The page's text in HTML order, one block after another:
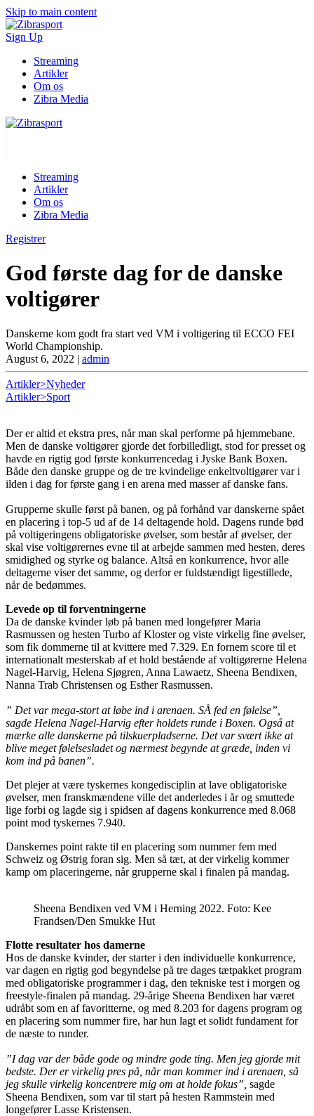
Skip to main content
Sign Up
Streaming
Artikler
Om os
Zibra Media
Streaming
Artikler
Om os
Zibra Media
Registrer
God første dag for de danske
voltigører
Danskerne kom godt fra start ved VM i voltigering til ECCO FEI
World Championship.
August 6, 2022 | admin
Artikler>Nyheder
Artikler>Sport
Der er altid et ekstra pres, når man skal performe på hjemmebane.
Men de danske voltigører gjorde det forbilledligt, stod for presset og
havde en rigtig god første konkurrencedag i Jyske Bank Boxen.
Både den danske gruppe og de tre kvindelige enkeltvoltigører var i
ilden i dag for første gang i en arena med masser af danske fans.
Grupperne skulle først på banen, og på forhånd var danskerne spået
en placering i top-5 ud af de 14 deltagende hold. Dagens runde bød
på voltigeringens obligatoriske øvelser, som består af øvelser, der
skal vise voltigørernes evne til at arbejde sammen med hesten, deres
smidighed og styrke og balance. Altså en konkurrence, hvor alle
deltagerne viser det samme, og derfor er fuldstændigt ligestillede,
når de bedømmes.
Levede op til forventningerne
Da de danske kvinder løb på banen med longefører Maria
Rasmussen og hesten Turbo af Kloster og viste virkelig fine øvelser,
som fik dommerne til at kvittere med 7.329. En fornem score til et
internationalt mesterskab af et hold bestående af voltigørerne Helena
Nagel-Harvig, Helena Sjøgren, Anna Lawaetz, Sheena Bendixen,
Nanna Trab Christensen og Esther Rasmussen.
” Det var mega-stort at løbe ind i arenaen. SÅ fed en følelse”,
sagde Helena Nagel-Harvig efter holdets runde i Boxen. Også at
mærke alle danskerne på tilskuerpladserne. Det var svært ikke at
blive meget følelsesladet og nærmest begynde at græde, inden vi
kom ind på banen”.
Det plejer at være tyskernes kongedisciplin at lave obligatoriske
øvelser, men franskmændene ville det anderledes i år og smuttede
lige forbi og lagde sig i spidsen af dagens konkurrence med 8.068
point mod tyskernes 7.940.
Danskernes point rakte til en placering som nummer fem med
Schweiz og Østrig foran sig. Men så tæt, at der virkelig kommer
kamp om placeringerne, når grupperne skal i finalen på mandag.
Sheena Bendixen ved VM i Herning 2022. Foto: Kee
Frandsen/Den Smukke Hut
Flotte resultater hos damerne
Hos de danske kvinder, der starter i den individuelle konkurrence,
var dagen en rigtig god begyndelse på tre dages tætpakket program
med obligatoriske programmer i dag, den tekniske test i morgen og
freestyle-finalen på mandag. 29-årige Sheena Bendixen har været
udråbt som en af favoritterne, og med 8.203 for dagens program og
en placering som nummer fire, har hun lagt et solidt fundament for
de næste to runder.
”I dag var der både gode og mindre gode ting. Men jeg gjorde mit
bedste. Der er virkelig pres på, når man kommer ind i arenaen, så
jeg skulle virkelig koncentrere mig om at holde fokus”, sagde
Sheena Bendixen, som var til start på hesten Rammstein med
longefører Lasse Kristensen.